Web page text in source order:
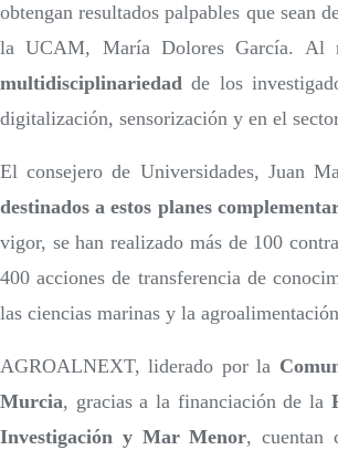
obtengan resultados palpables que sean
la UCAM, María Dolores García. Al
multidisciplinariedadde los
digitalización, sensorización y en el
El consejero de Universidades, Juan
destinados a estos planes
vigor, se han realizado más de 100
400 acciones de transferencia de
las ciencias marinas y la
AGROALNEXT, liderado por la
Murcia, gracias a la financiación de la
Investigación y Mar Menor, cuentan